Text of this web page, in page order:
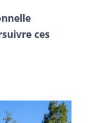
ces